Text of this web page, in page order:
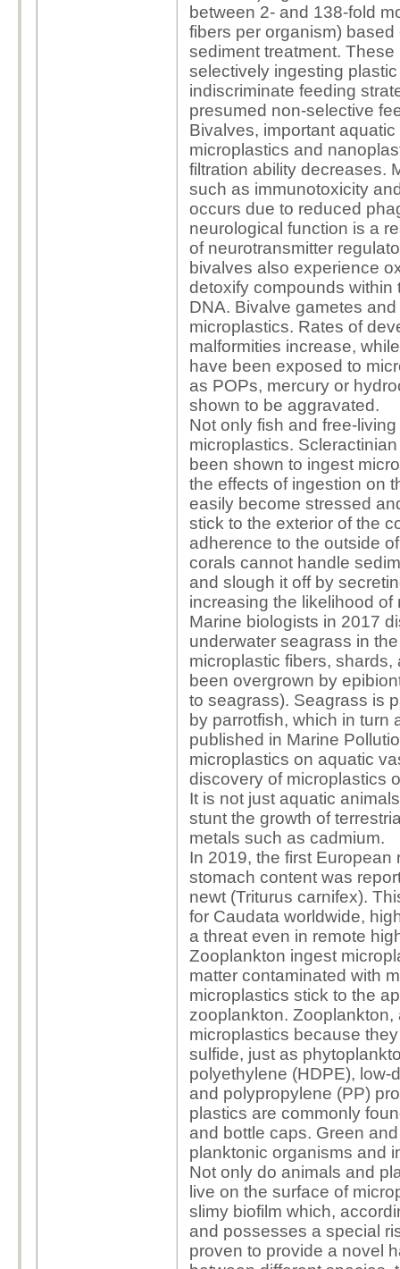
between 2- and 138-fold
fibers per organism)
sediment treatment.
selectively ingesting
indiscriminate feeding
presumed non-selective
Bivalves, important
microplastics and
filtration ability decreases.
such as immunotoxicity
occurs due to reduced
neurological function is a
of neurotransmitter
bivalves also experience
detoxify compounds within
DNA. Bivalve gametes
microplastics. Rates of
malformities increase,
have been exposed to
as POPs, mercury or
shown to be aggravated.
Not only fish and free-
microplastics.
been shown to ingest
the effects of ingestion on
easily become stressed
stick to the exterior of the
adherence to the outside
corals cannot handle
and slough it off by
increasing the likelihood of
Marine biologists in 2017
underwater seagrass in the
microplastic fibers,
been overgrown by
to seagrass). Seagrass is
by parrotfish, which in turn
published in Marine
microplastics on aquatic
discovery of microplastics
It is not just aquatic
stunt the growth of
metals such as cadmium.
In 2019, the first
stomach content was
newt (Triturus carnifex).
for Caudata worldwide,
a threat even in remote
Zooplankton ingest
matter contaminated with
microplastics stick to the
zooplankton. Zooplankton,
microplastics because
sulfide, just as
polyethylene (HDPE), low-
and polypropylene (PP)
plastics are commonly
and bottle caps. Green
planktonic organisms and
Not only do animals and
live on the surface of
slimy biofilm which,
and possesses a special
proven to provide a novel